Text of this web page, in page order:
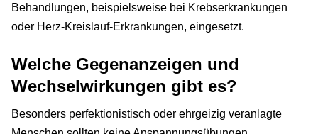
Behandlungen, beispielsweise bei Krebserkrankungen
oder Herz-Kreislauf-Erkrankungen, eingesetzt.
Welche Gegenanzeigen und
Wechselwirkungen gibt es?
Besonders perfektionistisch oder ehrgeizig veranlagte